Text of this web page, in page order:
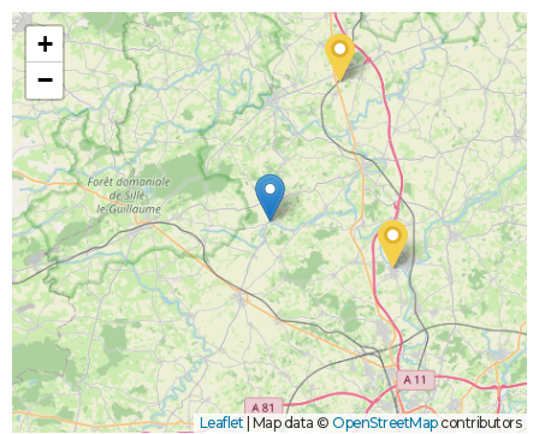
+
−
Leaflet Map data © OpenStreetMapcontributors